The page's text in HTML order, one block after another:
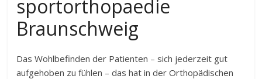
sportorthopaedie
Braunschweig
Das Wohlbefinden der Patienten – sich jederzeit gut
aufgehoben zu fühlen – das hat in der Orthopädischen